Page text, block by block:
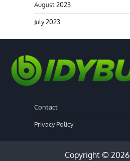
August 2023
July 2023
Contact
Privacy Policy
Copyright © 2026